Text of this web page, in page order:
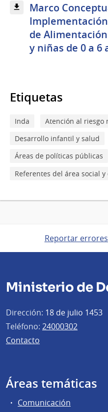
Marco
de
y niñas de 0 a 6
Etiquetas
Inda
Atención al riesgo
Desarrollo infantil y salud
Áreas de políticas públicas
Referentes del área social y
Reportar
Ministerio de
Dirección: 18 de julio 1453
Teléfono: 24000302
Contacto
Áreas temáticas
Comunicación